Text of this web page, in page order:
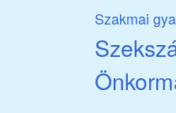
Szakmai